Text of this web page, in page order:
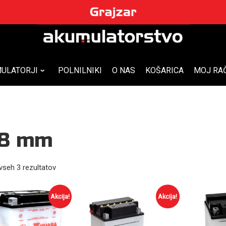
POLNILNIKI O NAS KOŠARICA MOJ
mm
3 rezultatov
Akcija! Akcija!